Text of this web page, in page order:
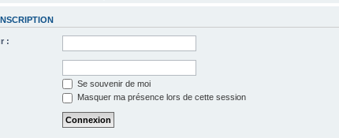
INSCRIPTION
:
Se souvenir de moi
Masquer ma présence lors de cette session